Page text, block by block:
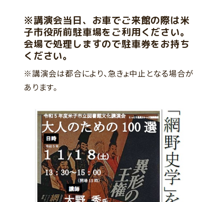
※講演会当日、お車でご来館の際は米
子市役所前駐車場をご利用ください。
会場で処理しますので駐車券をお持ち
ください。
※講演会は都合により、急きょ中止となる場合が
あります。